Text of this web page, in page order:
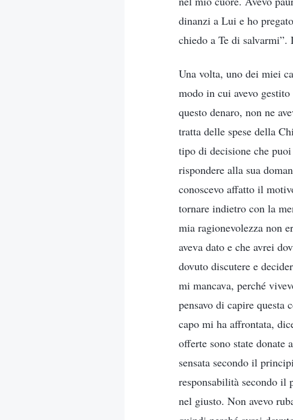
dinanzi a Lui e ho
chiedo a Te di
Una volta, uno dei miei
modo in cui avevo gestito
questo denaro, non ne
tratta delle spese della
tipo di decisione che
rispondere alla sua
conoscevo affatto il
tornare indietro con la
mia ragionevolezza non
aveva dato e che avrei
dovuto discutere e
mi mancava, perché
pensavo di capire questa
capo mi ha affrontata,
offerte sono state donate
sensata secondo il
responsabilità secondo
nel giusto. Non avevo